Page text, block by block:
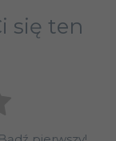
się ten